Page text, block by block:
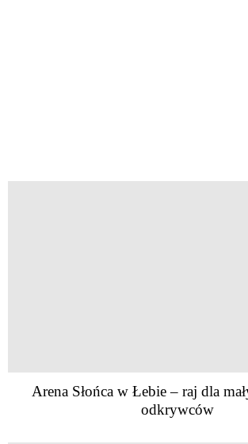
Arena Słońca w Łebie – raj dla
odkrywców